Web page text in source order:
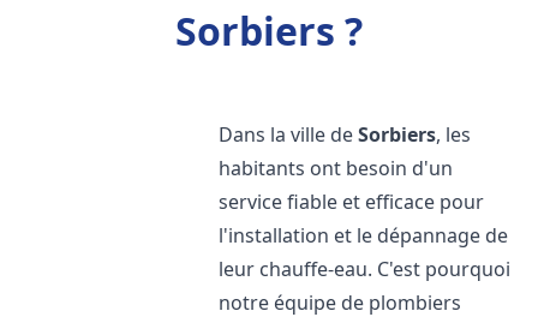
Sorbiers ?
Dans la ville deSorbiers, les
habitants ont besoin d'un
service fiable et efficace pour
l'installation et le dépannage de
leur chauffe-eau. C'est pourquoi
notre équipe de plombiers